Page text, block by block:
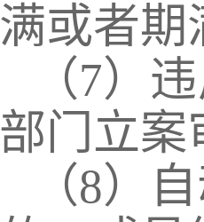
满或者期
（7）
部门立案
（8）